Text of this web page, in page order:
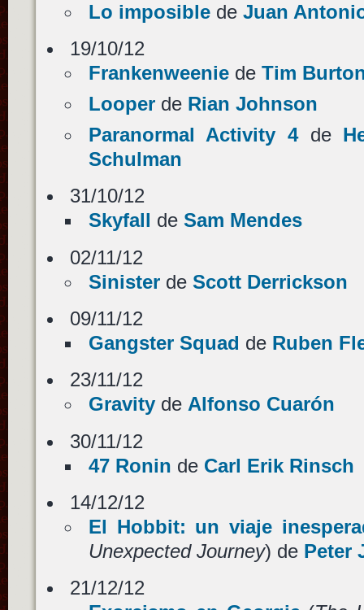
Lo imposiblede Juan
19/10/12
Frankenweeniede Tim
Looperde Rian Johnson
Paranormal Activity 4de
Schulman
31/10/12
Skyfall de Sam Mendes
02/11/12
Sinisterde Scott Derrickson
09/11/12
Gangster Squad de Ruben
23/11/12
Gravityde Alfonso Cuarón
30/11/12
47 Ronin de Carl Erik Rinsch
14/12/12
El Hobbit: un viaje
Unexpected Journey) de Peter
21/12/12